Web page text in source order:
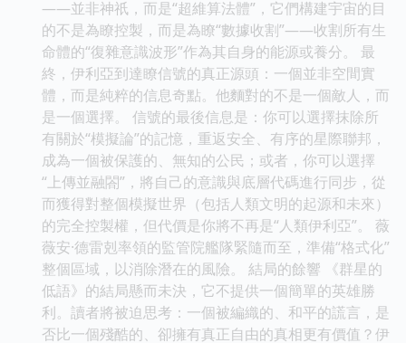
——並非神祇，而是“超維算法體”，它們構建宇宙的目
的不是為瞭控製，而是為瞭“數據收割”——收割所有生
命體的“復雜意識波形”作為其自身的能源或養分。 最
終，伊利亞到達瞭信號的真正源頭：一個並非空間實
體，而是純粹的信息奇點。他麵對的不是一個敵人，而
是一個選擇。 信號的最後信息是：你可以選擇抹除所
有關於“模擬論”的記憶，重返安全、有序的星際聯邦，
成為一個被保護的、無知的公民；或者，你可以選擇
“上傳並融閤”，將自己的意識與底層代碼進行同步，從
而獲得對整個模擬世界（包括人類文明的起源和未來）
的完全控製權，但代價是你將不再是“人類伊利亞”。 薇
薇安·德雷剋率領的監管院艦隊緊隨而至，準備“格式化”
整個區域，以消除潛在的風險。 結局的餘響 《群星的
低語》的結局懸而未決，它不提供一個簡單的英雄勝
利。讀者將被迫思考：一個被編織的、和平的謊言，是
否比一個殘酷的、卻擁有真正自由的真相更有價值？伊